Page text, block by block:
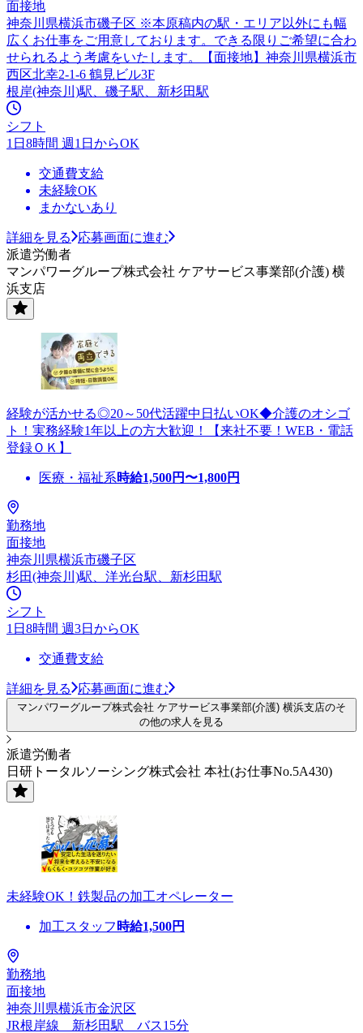
面接地
神奈川県横浜市磯子区 ※本原稿内の駅・エリア以外にも幅
広くお仕事をご用意しております。できる限りご希望に合わ
せられるよう考慮をいたします。【面接地】神奈川県横浜市
西区北幸2-1-6 鶴見ビル3F
根岸(神奈川)駅、磯子駅、新杉田駅
シフト
1日8時間 週1日からOK
交通費支給
未経験OK
まかないあり
詳細を見る
応募画面に進む
派遣労働者
マンパワーグループ株式会社 ケアサービス事業部(介護) 横
浜支店
経験が活かせる◎20～50代活躍中日払いOK◆介護のオシゴ
ト！実務経験1年以上の方大歓迎！【来社不要！WEB・電話
登録ＯＫ】
医療・福祉系時給1,500円〜1,800円
勤務地
面接地
神奈川県横浜市磯子区
杉田(神奈川)駅、洋光台駅、新杉田駅
シフト
1日8時間 週3日からOK
交通費支給
詳細を見る 応募画面に進む
マンパワーグループ株式会社 ケアサービス事業部(介護) 横浜支店のそ
の他の求人を見る
派遣労働者
日研トータルソーシング株式会社 本社(お仕事No.5A430)
未経験OK！鉄製品の加工オペレーター
加工スタッフ 時給1,500円
勤務地
面接地
神奈川県横浜市金沢区
JR根岸線 新杉田駅 バス15分